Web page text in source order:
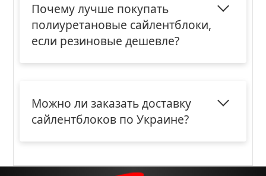
Почему лучше покупать
полиуретановые сайлентблоки,
если резиновые дешевле?
Можно ли заказать доставку
сайлентблоков по Украине?